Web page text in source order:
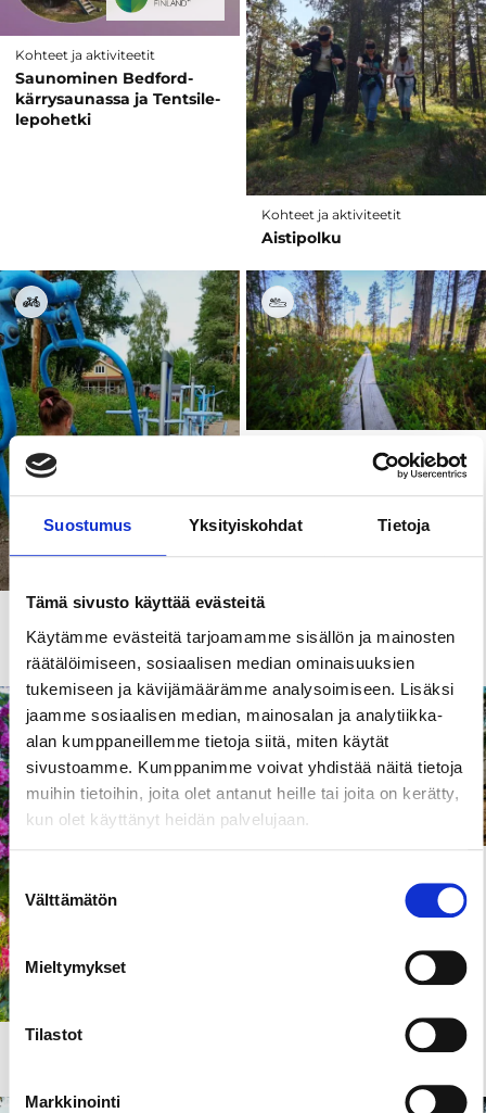
Suostumus Yksityiskohdat Tietoja
Tämä sivusto käyttää evästeitä
Käytämme evästeitä tarjoamamme sisällön ja mainosten
räätälöimiseen, sosiaalisen median ominaisuuksien
tukemiseen ja kävijämäärämme analysoimiseen. Lisäksi
jaamme sosiaalisen median, mainosalan ja analytiikka-
alan kumppaneillemme tietoja siitä, miten käytät
sivustoamme. Kumppanimme voivat yhdistää näitä tietoja
muihin tietoihin, joita olet antanut heille tai joita on kerätty,
kun olet käyttänyt heidän palvelujaan.
Suostumuksen
valinta
Välttämätön
Mieltymykset
Tilastot
Markkinointi
Kohteet ja aktiviteetit
Saunominen Bedford-
kärrysaunassa ja Tentsile-
lepohetki
Kohteet ja aktiviteetit
Aistipolku
Kohteet ja aktiviteetit
Aktiviteetteja Niihaman
Ulkoilumajalla
Kohteet ja aktiviteetit
Kohteet ja aktiviteetit